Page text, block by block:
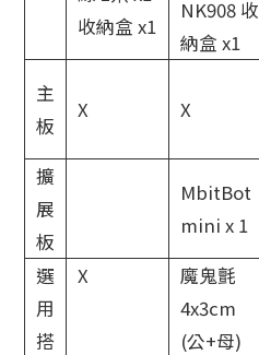
收納盒 x1
NK908 收
納盒 x1
主
板
X X
擴
展
板
MbitBot
mini x 1
選
用
搭
X
魔鬼氈
4x3cm
(公+母)